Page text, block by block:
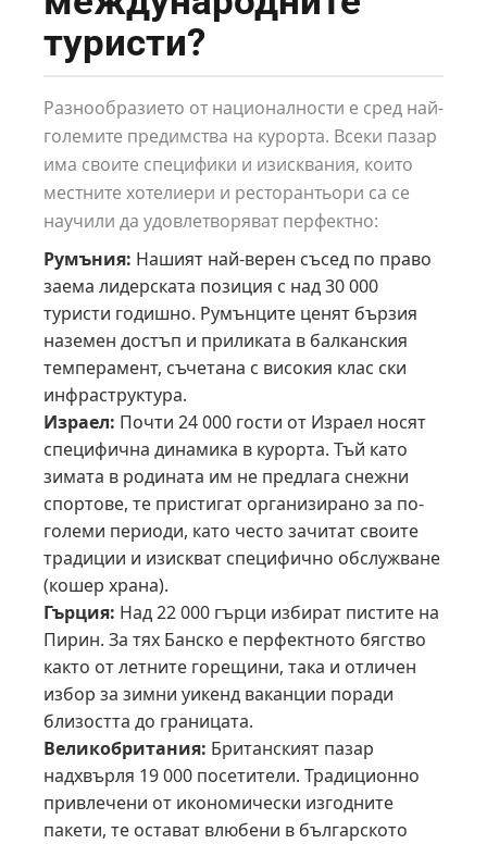
туристи?
Разнообразието от националности е сред най-
големите предимства на курорта. Всеки пазар
има своите специфики и изисквания, които
местните хотелиери и ресторантьори са се
научили да удовлетворяват перфектно:
Румъния: Нашият най-верен съсед по право
заема лидерската позиция с над 30 000
туристи годишно. Румънците ценят бързия
наземен достъп и приликата в балканския
темперамент, съчетана с високия клас ски
инфраструктура.
Израел: Почти 24 000 гости от Израел носят
специфична динамика в курорта. Тъй като
зимата в родината им не предлага снежни
спортове, те пристигат организирано за по-
големи периоди, като често зачитат своите
традиции и изискват специфично обслужване
(кошер храна).
Гърция: Над 22 000 гърци избират пистите на
Пирин. За тях Банско е перфектното бягство
както от летните горещини, така и отличен
избор за зимни уикенд ваканции поради
близостта до границата.
Великобритания: Британският пазар
надхвърля 19 000 посетители. Традиционно
привлечени от икономически изгодните
пакети, те остават влюбени в българското